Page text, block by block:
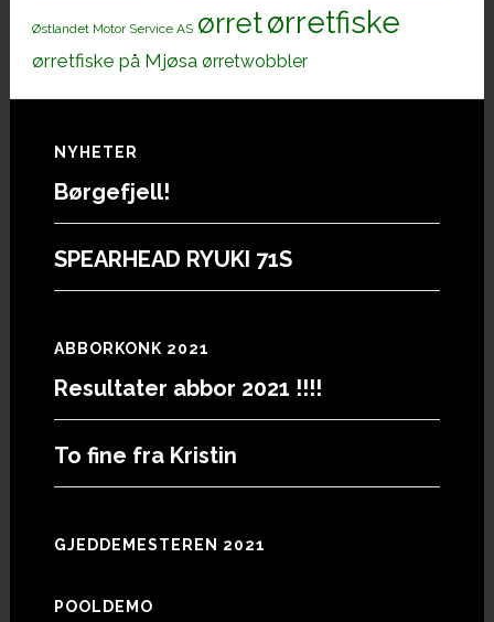
Østlandet Motor Service AS ørretørretfiske
ørretfiske på Mjøsa ørretwobbler
Footer
NYHETER
Børgefjell!
SPEARHEAD RYUKI 71S
ABBORKONK 2021
Resultater abbor 2021 !!!!
To fine fra Kristin
GJEDDEMESTEREN 2021
POOLDEMO